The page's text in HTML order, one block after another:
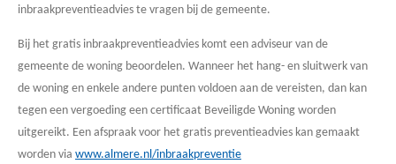
inbraakpreventieadvies te vragen bij de gemeente.
Bij het gratis inbraakpreventieadvies komt een adviseur van de
gemeente de woning beoordelen. Wanneer het hang- en sluitwerk van
de woning en enkele andere punten voldoen aan de vereisten, dan kan
tegen een vergoeding een certificaat Beveiligde Woning worden
uitgereikt. Een afspraak voor het gratis preventieadvies kan gemaakt
worden via www.almere.nl/inbraakpreventie